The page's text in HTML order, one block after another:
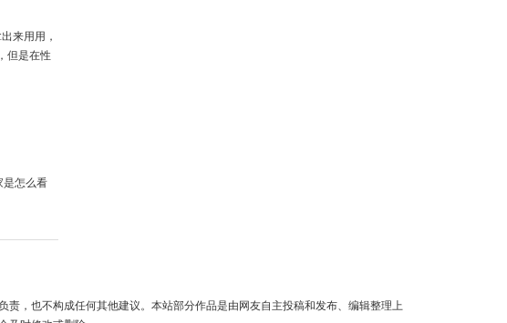
来用用，
但是在性
是怎么看
，也不构成任何其他建议。本站部分作品是由网友自主投稿和发布、编辑整理上